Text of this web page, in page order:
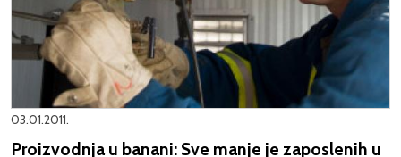
03.01.2011.
Proizvodnja u banani: Sve manje je zaposlenih u